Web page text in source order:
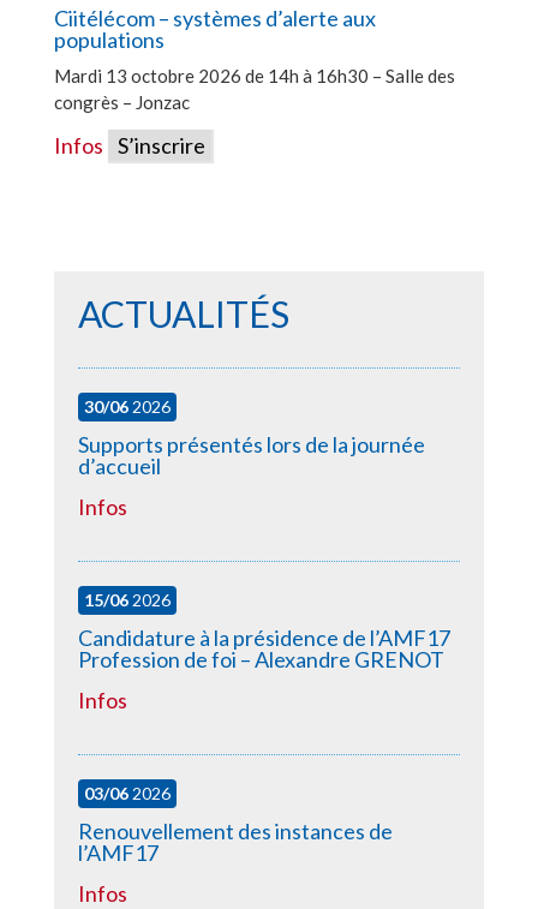
Ciitélécom – systèmes d’alerte aux
populations
Mardi 13 octobre 2026 de 14h à 16h30 – Salle des
congrès – Jonzac
Infos S’inscrire
ACTUALITÉS
30/062026
Supports présentés lors de la journée
d’accueil
Infos
15/062026
Candidature à la présidence de l’AMF17
Profession de foi – Alexandre GRENOT
Infos
03/062026
Renouvellement des instances de
l’AMF17
Infos